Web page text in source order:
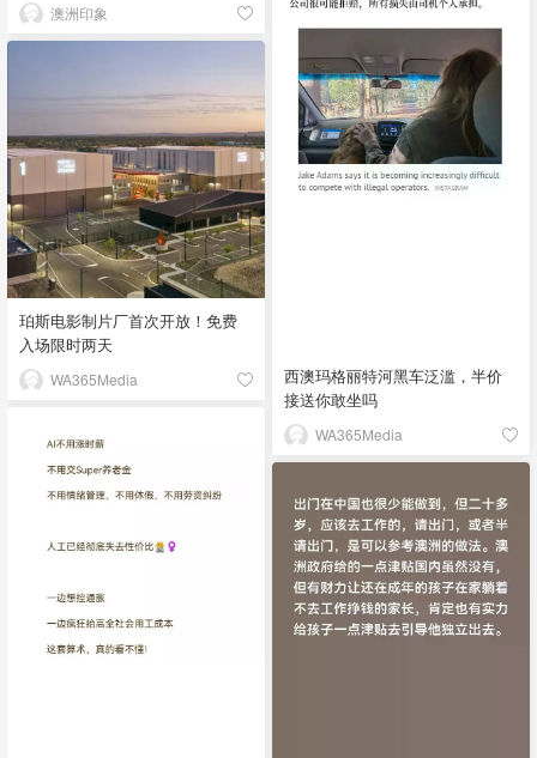
澳洲印象
西澳玛格丽特河黑车泛滥，半价
接送你敢坐吗
WA365Media
珀斯电影制片厂首次开放！免费
入场限时两天
WA365Media